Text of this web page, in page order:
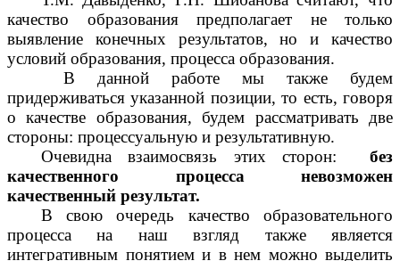
качество образования предполагает не только
выявление конечных результатов, но и качество
условий образования, процесса образования.
В данной работе мы также будем
придерживаться указанной позиции, то есть, говоря
о качестве образования, будем рассматривать две
стороны: процессуальную и результативную.
Очевидна взаимосвязь этих сторон: без
качественного процесса невозможен
качественный результат.
В свою очередь качество образовательного
процесса
на наш взгляд также является
интегративным понятием и в нем можно выделить